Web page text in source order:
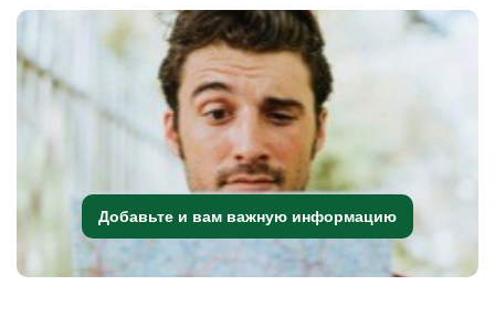
Добавьте и вам важную информацию